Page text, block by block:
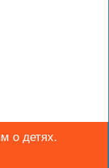
о детях.